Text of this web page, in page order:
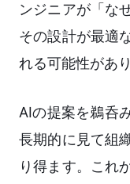
ンジニアが「な
その設計が最適
れる可能性があり
AIの提案を鵜呑
長期的に見て組
り得ます。これ